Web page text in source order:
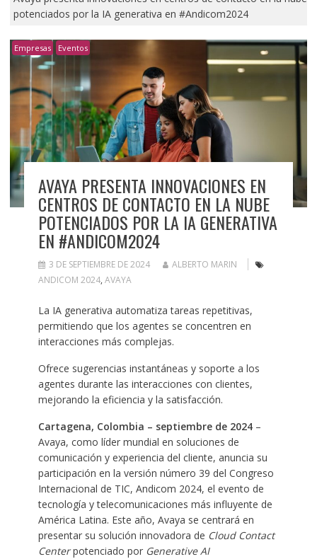
potenciados por la IA generativa en #Andicom2024
Empresas Eventos
AVAYA PRESENTA INNOVACIONES EN
CENTROS DE CONTACTO EN LA NUBE
POTENCIADOS POR LA IA GENERATIVA
EN #ANDICOM2024
3 DE SEPTIEMBRE DE 2024
ALBERTO MARIN
ANDICOM 2024, AVAYA
La IA generativa automatiza tareas repetitivas,
permitiendo que los agentes se concentren en
interacciones más complejas.
Ofrece sugerencias instantáneas y soporte a los
agentes durante las interacciones con clientes,
mejorando la eficiencia y la satisfacción.
Cartagena, Colombia – septiembre de 2024–
Avaya, como líder mundial en soluciones de
comunicación y experiencia del cliente, anuncia su
participación en la versión número 39 del Congreso
Internacional de TIC, Andicom 2024, el evento de
tecnología y telecomunicaciones más influyente de
América Latina. Este año, Avaya se centrará en
presentar su solución innovadora de Cloud Contact
Centerpotenciado por Generative AI